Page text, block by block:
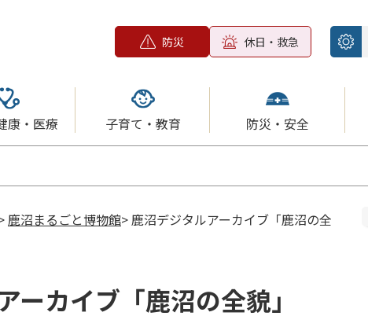
防災 休日・救急
康・医療 子育て・教育 防災・安全
鹿沼まるごと博物館> 鹿沼デジタルアーカイブ「鹿沼の全
ーカイブ「鹿沼の全貌」